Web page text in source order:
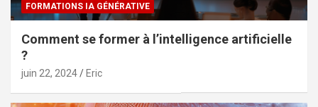
FORMATIONS IA GÉNÉRATIVE
Comment se former à l’intelligence artificielle
?
juin 22, 2024 Eric